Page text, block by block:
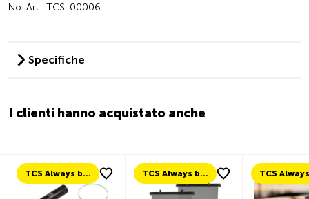
No. Art.: TCS-00006
Specifiche
I clienti hanno acquistato anche
TCS Always by my side TCS Always by my side